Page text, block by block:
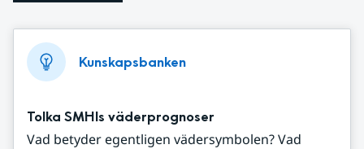
Kunskapsbanken
Tolka SMHIs väderprognoser
Vad betyder egentligen vädersymbolen? Vad